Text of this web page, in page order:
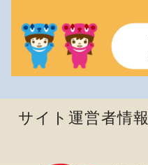
サイト運営者情報